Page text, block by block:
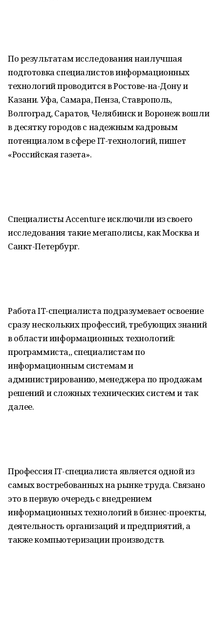
По результатам исследования наилучшая
подготовка специалистов информационных
технологий проводится в Ростове-на-Дону и
Казани. Уфа, Самара, Пенза, Ставрополь,
Волгоград, Саратов, Челябинск и Воронеж вошли
в десятку городов с надежным кадровым
потенциалом в сфере IT-технологий, пишет
«Российская газета».
Специалисты Accenture исключили из своего
исследования такие мегаполисы, как Москва и
Санкт-Петербург.
Работа IT-специалиста подразумевает освоение
сразу нескольких профессий, требующих знаний
в области информационных технологий:
программиста,, специалистам по
информационным системам и
администрированию, менеджера по продажам
решений и сложных технических систем и так
далее.
Профессия IT-специалиста является одной из
самых востребованных на рынке труда. Связано
это в первую очередь с внедрением
информационных технологий в бизнес-проекты,
деятельность организаций и предприятий, а
также компьютеризации производств.